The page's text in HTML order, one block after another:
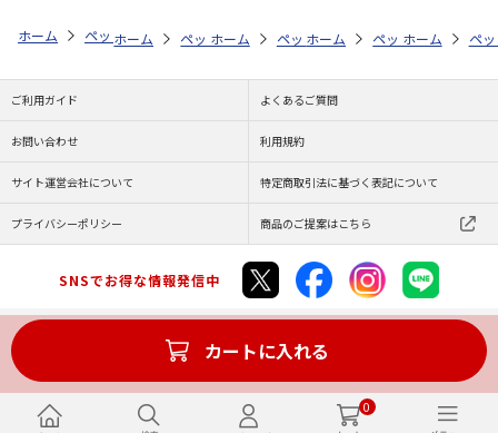
0
カートに入れる
ホーム ペットストア ケージ・飼育その他用品 ケージ本体・パーツ
ホーム ペットストア ケージ・飼育その他用品 ケ
ホーム ペットストア ケージ・飼育その
ホーム ペットストア ケ
ホーム ペ
ご利用ガイド よくあるご質問
お問い合わせ 利用規約
サイト運営会社について 特定商取引法に基づく表記について
プライバシーポリシー 商品のご提案はこちら
SNSでお得な情報発信中